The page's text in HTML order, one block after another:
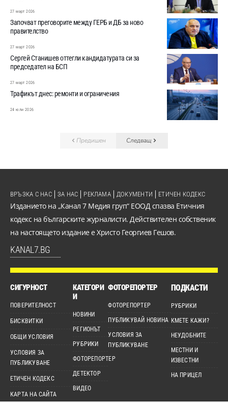
27 март 2026
Започват преговорите между ГЕРБ и ДБ за ново
правителство
27 март 2026
Сергей Станишев оттегли кандидатурата си за
председател на БСП
27 март 2026
Трафикът днес: ремонти и ограничения
24 юли 2026
Предишен Следващ
Изданието на „Канал 7 Медия груп“ ЕООД спазва Етичния
кодекс на българските журналисти. Действителен собственик
на настоящето издание е Христо Георгиев Гешов.
KANAL7.BG
ВРЪЗКА С НАС ЗА НАС РЕКЛАМА ДОКУМЕНТИ ЕТИЧЕН КОДЕКС
СИГУРНОСТ
ПОВЕРИТЕЛНОСТ
БИСКВИТКИ
ОБЩИ УСЛОВИЯ
УСЛОВИЯ ЗА
ПУБЛИКУВАНЕ
ЕТИЧЕН КОДЕКС
КАРТА НА САЙТА
КАТЕГОРИ
И
НОВИНИ
РЕГИОНЪТ
РУБРИКИ
ФОТОРЕПОРТЕР
ДЕТЕКТОР
ВИДЕО
ФОТОРЕПОРТЕР
ФОТОРЕПОРТЕР
ПУБЛИКУВАЙ НОВИНА
УСЛОВИЯ ЗА
ПУБЛИКУВАНЕ
ПОДКАСТИ
РУБРИКИ
КМЕТЕ КАЖИ?
НЕУДОБНИТЕ
МЕСТНИ И
ИЗВЕСТНИ
НА ПРИЦЕЛ